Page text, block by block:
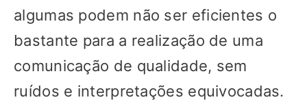
algumas podem não ser eficientes o
bastante para a realização de uma
comunicação de qualidade, sem
ruídos e interpretações equivocadas.